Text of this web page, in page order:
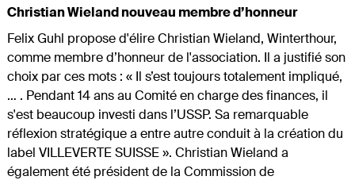
Christian Wieland nouveau membre d’honneur
Felix Guhl propose d'élire Christian Wieland, Winterthour,
comme membre d’honneur de l'association. Il a justifié son
choix par ces mots : « Il s’est toujours totalement impliqué,
… . Pendant 14 ans au Comité en charge des finances, il
s'est beaucoup investi dans l’USSP. Sa remarquable
réflexion stratégique a entre autre conduit à la création du
label VILLEVERTE SUISSE ». Christian Wieland a
également été président de la Commission de